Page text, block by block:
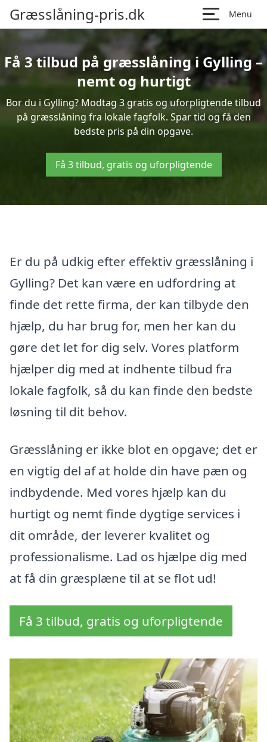
Græsslåning-pris.dk Menu
Få 3 tilbud på græsslåning i Gylling –
nemt og hurtigt
Bor du i Gylling? Modtag 3 gratis og uforpligtende tilbud
på græsslåning fra lokale fagfolk. Spar tid og få den
bedste pris på din opgave.
Få 3 tilbud, gratis og uforpligtende
Er du på udkig efter effektiv græsslåning i
Gylling? Det kan være en udfordring at
finde det rette firma, der kan tilbyde den
hjælp, du har brug for, men her kan du
gøre det let for dig selv. Vores platform
hjælper dig med at indhente tilbud fra
lokale fagfolk, så du kan finde den bedste
løsning til dit behov.
Græsslåning er ikke blot en opgave; det er
en vigtig del af at holde din have pæn og
indbydende. Med vores hjælp kan du
hurtigt og nemt finde dygtige services i
dit område, der leverer kvalitet og
professionalisme. Lad os hjælpe dig med
at få din græsplæne til at se flot ud!
Få 3 tilbud, gratis og uforpligtende